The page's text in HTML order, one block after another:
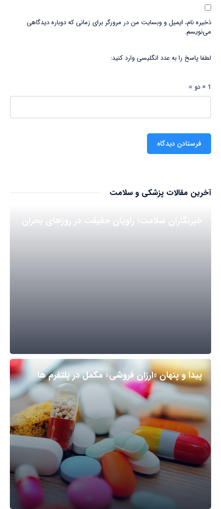
ذخیره نام، ایمیل و وبسایت من در مرورگر برای زمانی که دوباره دیدگاهی
می‌نویسم.
لطفا پاسخ را به عدد انگلیسی وارد کنید:
1 × دو =
آخرین مقالات پزشکی و سلامت
خبرنگاران سلامت؛ راویان حقیقت در روزهای بحران
پیدا و پنهان «ارزان فروشی» مکمل در پلتفرم ها